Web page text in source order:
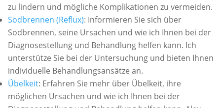
zu lindern und mögliche Komplikationen zu vermeiden.
Sodbrennen (Reflux): Informieren Sie sich über
Sodbrennen, seine Ursachen und wie ich Ihnen bei der
Diagnosestellung und Behandlung helfen kann. Ich
unterstütze Sie bei der Untersuchung und bieten Ihnen
individuelle Behandlungsansätze an.
Übelkeit: Erfahren Sie mehr über Übelkeit, ihre
möglichen Ursachen und wie ich Ihnen bei der